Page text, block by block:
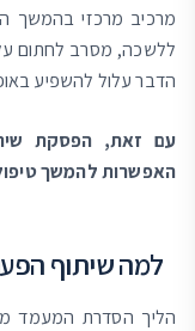
מרכיב מרכזי בהמשך
ללשכה, מסרב לחתום
הדבר עלול להשפיע
עם זאת, הפסקת
האפשרות להמשך
למה שיתוף
הליך הסדרת המעמד